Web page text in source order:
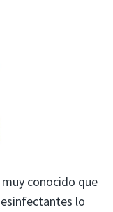
conocido que
lo